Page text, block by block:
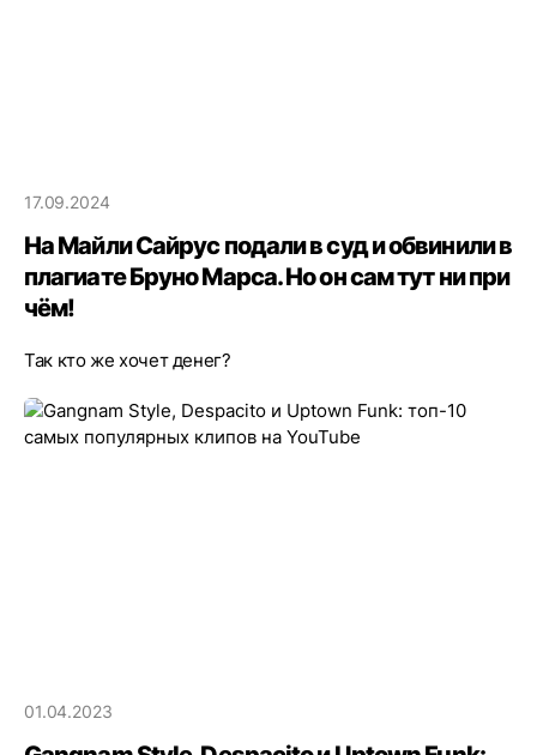
17.09.2024
На Майли Сайрус подали в суд и обвинили в
плагиате Бруно Марса. Но он сам тут ни при
чём!
Так кто же хочет денег?
01.04.2023